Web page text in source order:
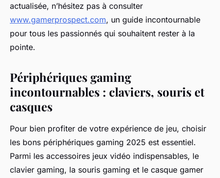
actualisée, n’hésitez pas à consulter
www.gamerprospect.com, un guide incontournable
pour tous les passionnés qui souhaitent rester à la
pointe.
Périphériques gaming
incontournables : claviers, souris et
casques
Pour bien profiter de votre expérience de jeu, choisir
les bons périphériques gaming 2025 est essentiel.
Parmi les accessoires jeux vidéo indispensables, le
clavier gaming, la souris gaming et le casque gamer